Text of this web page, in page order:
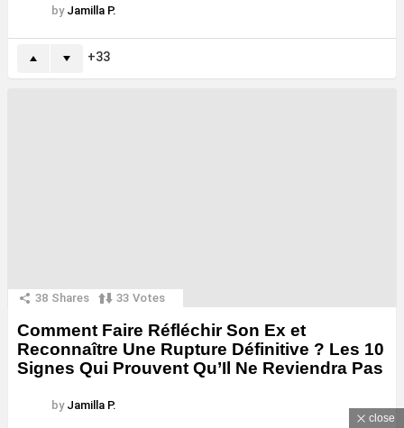
by Jamilla P.
33
38 Shares 33 Votes
Comment Faire Réfléchir Son Ex et
Reconnaître Une Rupture Définitive ? Les 10
Signes Qui Prouvent Qu’Il Ne Reviendra Pas
by Jamilla P.
close